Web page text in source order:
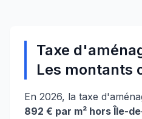
Taxe
Les montants
En 2026, la taxe
892 € par m² hors Île-